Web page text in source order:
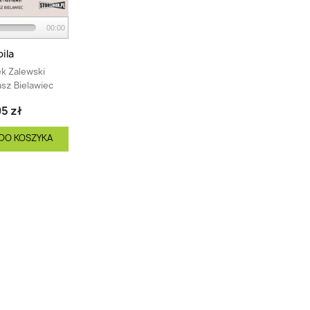
00:00
Zalewski
Bielawiec
zł
KOSZYKA